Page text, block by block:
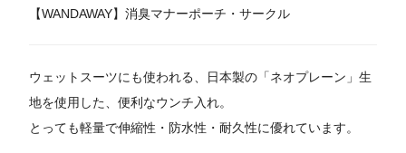
【WANDAWAY】消臭マナーポーチ・サークル
ウェットスーツにも使われる、日本製の「ネオプレーン」生
地を使用した、便利なウンチ入れ。
とっても軽量で伸縮性・防水性・耐久性に優れています。